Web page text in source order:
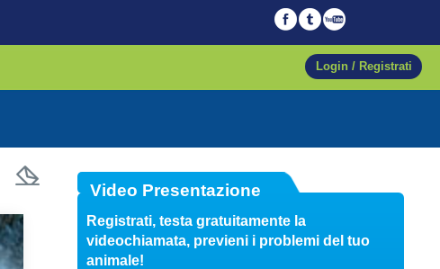
Login / Registrati
Video Presentazione
Registrati, testa gratuitamente la
videochiamata, previeni i problemi del tuo
animale!
Veterinario di fiducia
Dott. Maurizio Albano
Guarda il video